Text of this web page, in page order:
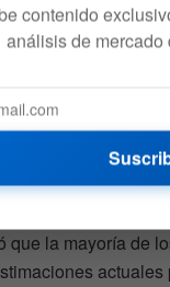
sobre el
considera prudente
de
un potencial
que la mayoría de
actuales
contenido
análisis de mercado